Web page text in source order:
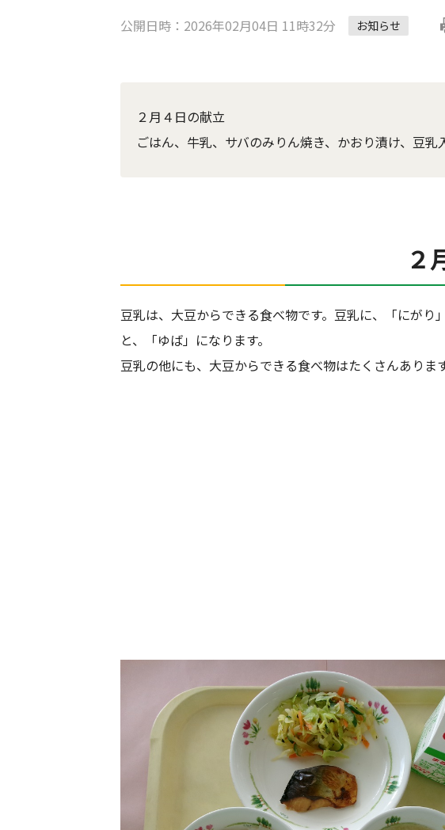
公開日時：2026年02月04日 11時32分 お知らせ
２月４日の献立
ごはん、牛乳、サバのみりん焼き、かおり漬け、豆乳
２
豆乳は、大豆からできる食べ物です。豆乳に、「にが
と、「ゆば」になります。
豆乳の他にも、大豆からできる食べ物はたくさんありま